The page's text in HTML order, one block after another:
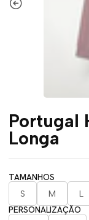
Portugal
Longa
TAMANHOS
S
M L
PERSONALIZAÇÃO